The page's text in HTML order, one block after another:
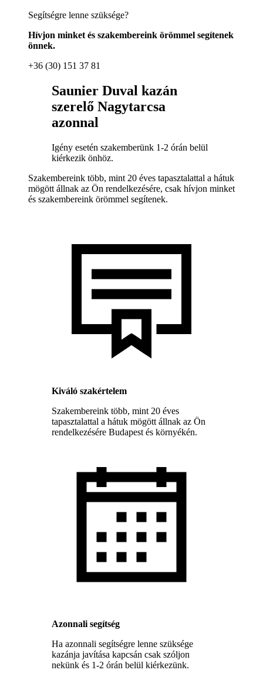
Segítségre lenne szüksége?
Hívjon minket és szakembereink örömmel segítenek
önnek.
+36 (30) 151 37 81
Saunier Duval kazán
szerelő Nagytarcsa
azonnal
Igény esetén szakemberünk 1-2 órán belül
kiérkezik önhöz.
Szakembereink több, mint 20 éves tapasztalattal a hátuk
mögött állnak az Ön rendelkezésére, csak hívjon minket
és szakembereink örömmel segítenek.
Kiváló szakértelem
Szakembereink több, mint 20 éves
tapasztalattal a hátuk mögött állnak az Ön
rendelkezésére Budapest és környékén.
Azonnali segítség
Ha azonnali segítségre lenne szüksége
kazánja javítása kapcsán csak szóljon
nekünk és 1-2 órán belül kiérkezünk.